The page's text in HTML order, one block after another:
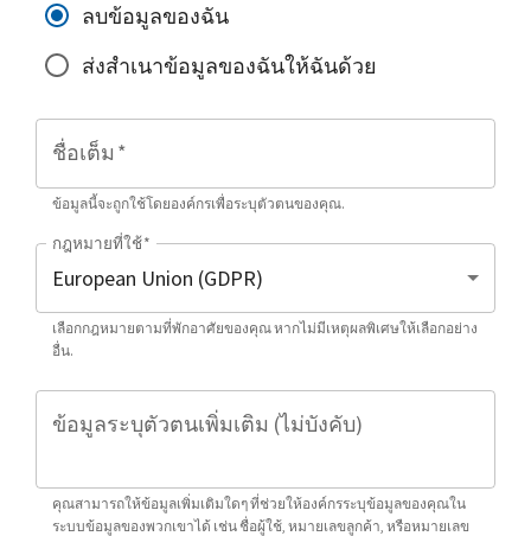
ลบข้อมูลของฉัน
ส่งสำเนาข้อมูลของฉันให้ฉันด้วย
ชื่อเต็ม *
ข้อมูลนี้จะถูกใช้โดยองค์กรเพื่อระบุตัวตนของคุณ.
กฎหมายที่ใช้*
เลือกกฎหมายตามที่พักอาศัยของคุณ หากไม่มีเหตุผลพิเศษให้เลือกอย่าง
อื่น.
ข้อมูลระบุตัวตนเพิ่มเติม (ไม่บังคับ)
คุณสามารถให้ข้อมูลเพิ่มเติมใดๆ ที่ช่วยให้องค์กรระบุข้อมูลของคุณใน
ระบบข้อมูลของพวกเขาได้ เช่น ชื่อผู้ใช้, หมายเลขลูกค้า, หรือหมายเลข